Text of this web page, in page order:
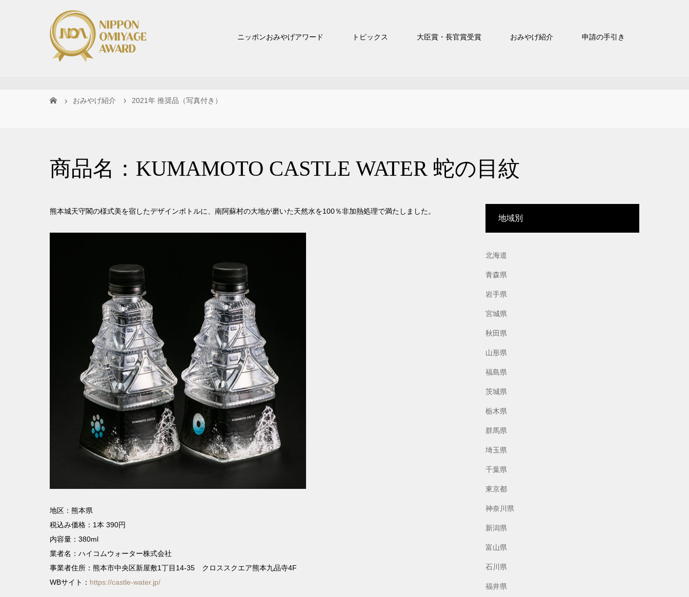
ニッポンおみやげアワード トピックス 大臣賞・長官賞受賞 おみやげ紹介 申請の手引き
おみやげ紹介 2021年 推奨品（写真付き）
商品名：KUMAMOTO CASTLE WATER 蛇の目紋
熊本城天守閣の様式美を宿したデザインボトルに、南阿蘇村の大地が磨いた天然水を100％非加熱処理で満たしました。
地区：熊本県
税込み価格：1本 390円
内容量：380ml
業者名：ハイコムウォーター株式会社
事業者住所：熊本市中央区新屋敷1丁目14-35 クロススクエア熊本九品寺4F
WBサイト： https://castle-water.jp/
地域別
北海道
青森県
岩手県
宮城県
秋田県
山形県
福島県
茨城県
栃木県
群馬県
埼玉県
千葉県
東京都
神奈川県
新潟県
富山県
石川県
福井県